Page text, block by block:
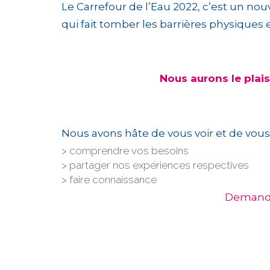
Le Carrefour de l’Eau 2022, c’est un
qui fait tomber les barrières physiques
Nous aurons le
Nous avons hâte de vous voir et de
comprendre vos besoins
partager nos expériences respectives
faire connaissance